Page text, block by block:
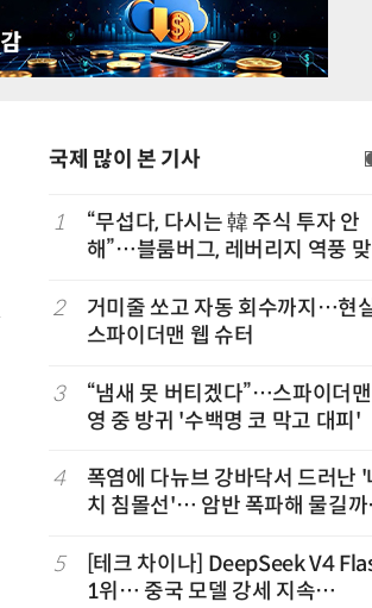
국제 많이 본 기사
1
“무섭다, 다시는 韓 주식 투자 안
해”…블룸버그, 레버리지 역풍
2
거미줄 쏘고 자동 회수까지…현
스파이더맨 웹 슈터
3
“냄새 못 버티겠다”…스파이더
영 중 방귀 '수백명 코 막고 대피'
4
폭염에 다뉴브 강바닥서 드러난 '
치 침몰선'… 암반 폭파해 물길까
5
[테크 차이나] DeepSeek V4
1위… 중국 모델 강세 지속